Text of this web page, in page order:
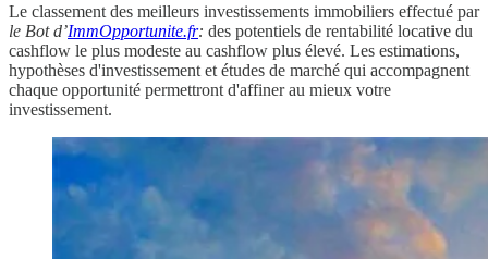
Le classement des meilleurs investissements immobiliers effectué par
le Bot d’ImmOpportunite.fr: des potentiels de rentabilité locative du
cashflow le plus modeste au cashflow plus élevé. Les estimations,
hypothèses d'investissement et études de marché qui accompagnent
chaque opportunité permettront d'affiner au mieux votre
investissement.